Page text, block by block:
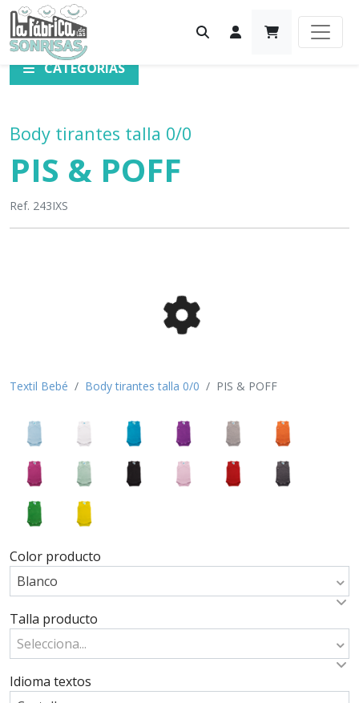
CATEGORÍAS
Body tirantes talla 0/0
PIS & POFF
Ref. 243IXS
Textil Bebé Body tirantes talla 0/0 PIS & POFF
Color producto
Blanco
Talla producto
Selecciona...
Idioma textos